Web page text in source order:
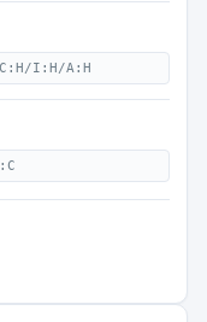
I:H/A:H